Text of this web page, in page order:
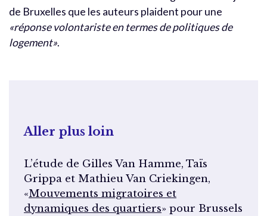
de Bruxelles que les auteurs plaident pour une
«réponse volontariste en termes de politiques de
logement».
Aller plus loin
L’étude de Gilles Van Hamme, Taïs
Grippa et Mathieu Van Criekingen,
«Mouvements migratoires et
dynamiques des quartiers» pour Brussels